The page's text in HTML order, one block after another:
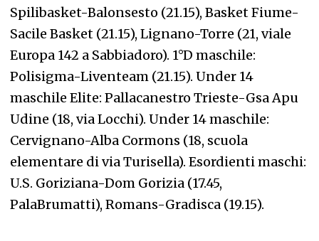
Spilibasket-Balonsesto (21.15), Basket Fiume-
Sacile Basket (21.15), Lignano-Torre (21, viale
Europa 142 a Sabbiadoro). 1°D maschile:
Polisigma-Liventeam (21.15). Under 14
maschile Elite: Pallacanestro Trieste-Gsa Apu
Udine (18, via Locchi). Under 14 maschile:
Cervignano-Alba Cormons (18, scuola
elementare di via Turisella). Esordienti maschi:
U.S. Goriziana-Dom Gorizia (17.45,
PalaBrumatti), Romans-Gradisca (19.15).